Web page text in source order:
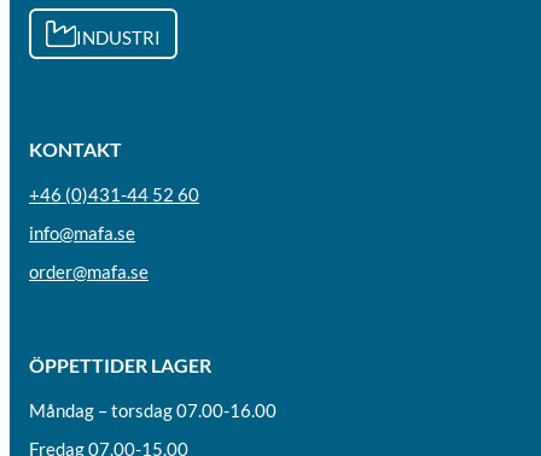
INDUSTRI
KONTAKT
+46 (0)431-44 52 60
info@mafa.se
order@mafa.se
ÖPPETTIDER LAGER
Måndag – torsdag 07.00-16.00
Fredag 07.00-15.00